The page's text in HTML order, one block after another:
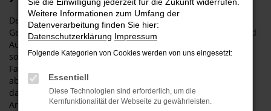
Der Tourneo Custom von Ford ist die perfekte Wahl als
Gebrauchtwagen für Ihre Mobilität in Pulheim. In Ihrem Ford
Autohaus in Pulheim finden Sie eine große Auswahl an
sorgfältig geprüften und gepflegten Tourneo Custom-
Fahrzeugen, die verschiedene Bedürfnisse und Budgets
abdecken. Unser erfahrenes Team berät Sie umfassend,
damit Sie das passende Modell für Ihre individuellen
Anforderungen finden.
Weitere Informationen zum Umfang der
Datenverarbeitung finden Sie hier:
Datenschutzerklärung Impressum
Folgende Kategorien von Cookies werden von uns eingesetzt:
Essentiell
Diese Technologien sind erforderlich, um die
Kernfunktionalität der Webseite zu gewährleisten.